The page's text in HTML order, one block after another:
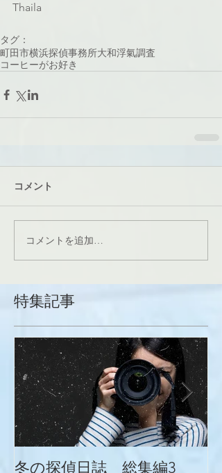
Thaila
タグ：
町田市横浜探偵事務所大和浮氣調査
コーヒーがお好き
コメント
コメントを追加…
特集記事
冬の探偵日誌 総集編3